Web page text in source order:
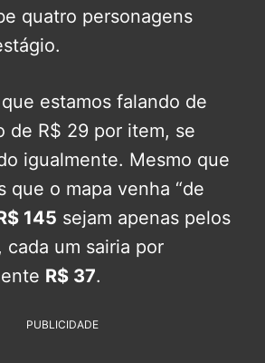
quatro personagens
estamos falando de
de R$ 29 por item, se
igualmente. Mesmo que
que o mapa venha “de
145 sejam apenas pelos
cada um sairia por
R$ 37.
PUBLICIDADE